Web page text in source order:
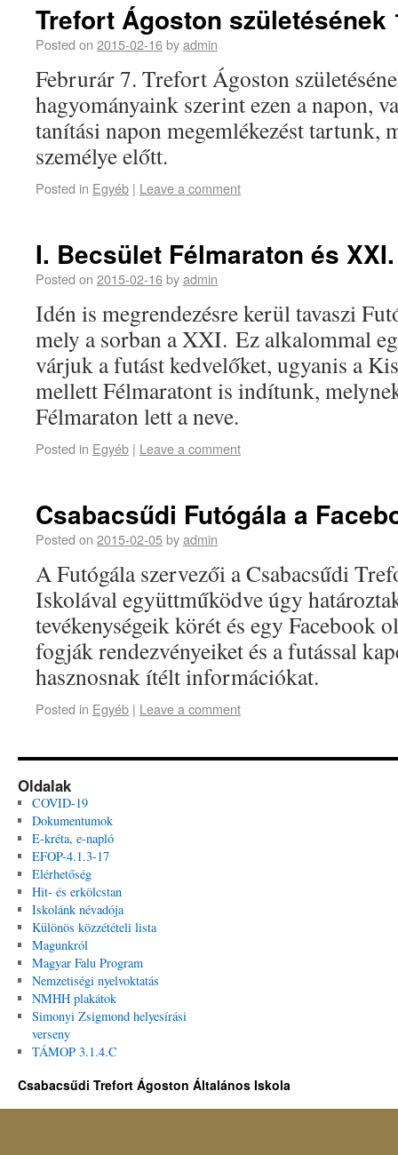
Trefort Ágoston születésének
Posted on 2015-02-16byadmin
Februrár 7. Trefort Ágoston
hagyományaink szerint ezen a napon,
tanítási napon megemlékezést tartunk,
személye előtt.
Posted in Egyéb | Leave a comment
I. Becsület Félmaraton és
Posted on 2015-02-16byadmin
Idén is megrendezésre kerül tavaszi
mely a sorban a XXI. Ez alkalommal
várjuk a futást kedvelőket, ugyanis a
mellett Félmaratont is indítunk,
Félmaraton lett a neve.
Posted in Egyéb | Leave a comment
Csabacsűdi Futógála a
Posted on 2015-02-05byadmin
A Futógála szervezői a Csabacsűdi
Iskolával együttműködve úgy
tevékenységeik körét és egy Facebook
fogják rendezvényeiket és a futással
hasznosnak ítélt információkat.
Posted in Egyéb | Leave a comment
Oldalak
COVID-19
Dokumentumok
E-kréta, e-napló
EFOP-4.1.3-17
Elérhetőség
Hit- és erkölcstan
Iskolánk névadója
Különös közzétételi lista
Magunkról
Magyar Falu Program
Nemzetiségi nyelvoktatás
NMHH plakátok
Simonyi Zsigmond helyesírási
verseny
TÁMOP 3.1.4.C
Csabacsűdi Trefort Ágoston Általános Iskola